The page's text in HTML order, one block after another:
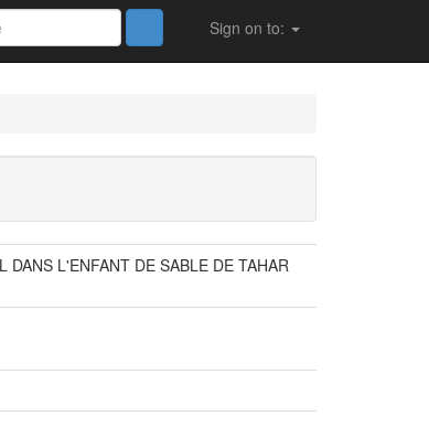
Sign on to:
L'ENFANT DE SABLE DE TAHAR